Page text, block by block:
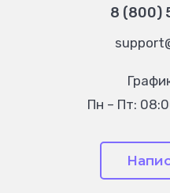
8 (800)
Пн – Пт: